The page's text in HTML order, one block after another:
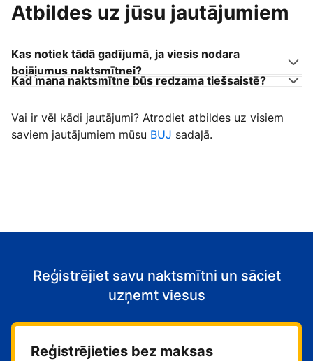
Atbildes uz jūsu jautājumiem
Kas notiek tādā gadījumā, ja viesis nodara
bojājumus naktsmītnei?
Kad mana naktsmītne būs redzama tiešsaistē?
Vai ir vēl kādi jautājumi? Atrodiet atbildes uz visiem
saviem jautājumiem mūsu BUJ sadaļā.
Sākt uzņemt viesus
Reģistrējiet savu naktsmītni un sāciet
uzņemt viesus
Reģistrējieties bez maksas